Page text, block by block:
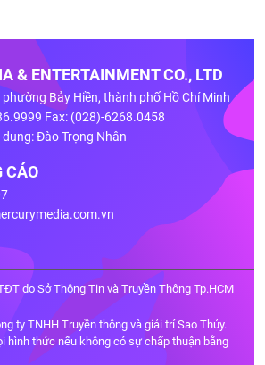
& ENTERTAINMENT CO., LTD
Bảy Hiền, thành phố Hồ Chí Minh
Fax: (028)-6268.0458
Đào Trọng Nhân
CÁO
do Sở Thông Tin và Truyền Thông Tp.HCM
ty TNHH Truyền thông và giải trí Sao Thủy.
hình thức nếu không có sự chấp thuận bằng